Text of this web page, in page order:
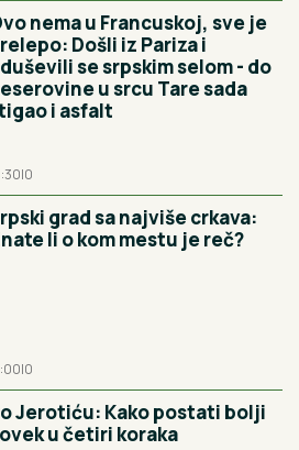
nema u Francuskoj, sve je
Došli iz Pariza i
se srpskim selom - do
u srcu Tare sada
i asfalt
|0
grad sa najviše crkava:
li o kom mestu je reč?
|0
Jerotiću: Kako postati bolji
u četiri koraka